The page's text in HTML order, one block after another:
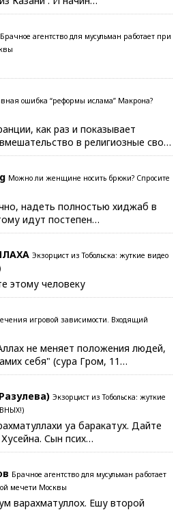
Брачное агентство для мусульман работает при
ошибка “реформы ислама” Макрона?
как раз и показывает
в религиозные сво…
Можно ли женщине носить брюки? Спросите
надеть полностью хиджаб в
идут постепен…
Экзорцист из Тобольска: жуткие видео
этому человеку
игровой зависимости. Входящий
не меняет положения людей,
себя" (сура Гром, 11…
Экзорцист из Тобольска: жуткие
уа баракатух. Дайте
Сын псих…
Брачное агентство для мусульман работает
мечети Москвы
варахматуллох. Ешу второй